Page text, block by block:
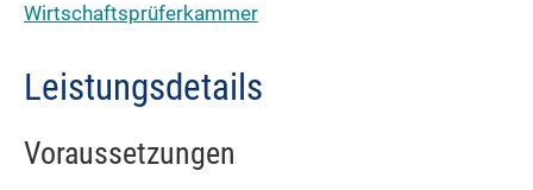
Wirtschaftsprüferkammer
Leistungsdetails
Voraussetzungen